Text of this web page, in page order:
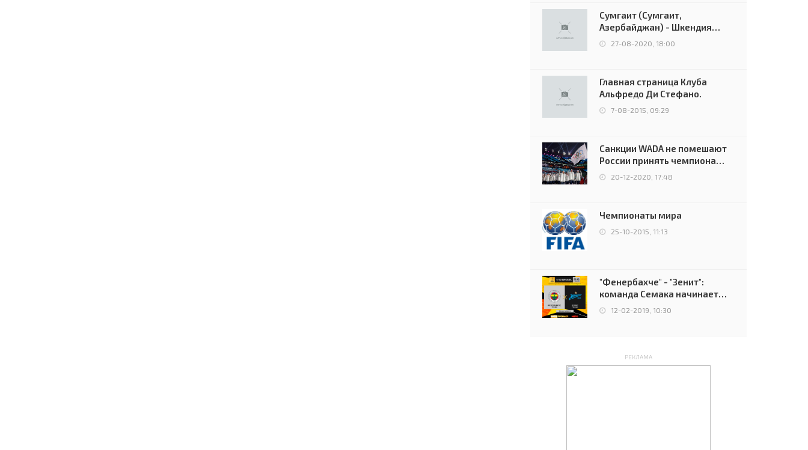
Сумгаит (Сумгаит,
Азербайджан) - Шкендия
(Тетово, Северная
Македония) - 0:2 (0:0)
27-08-2020, 18:00
Главная страница Клуба
Альфредо Ди Стефано.
7-08-2015, 09:29
Санкции WADA не помешают
России принять чемпионат
Европы и финал Лиги
чемпионов.
20-12-2020, 17:48
Чемпионаты мира
25-10-2015, 11:13
"Фенербахче" - "Зенит":
команда Семака начинает
путь в плей-офф Лиги
12-02-2019, 10:30
РЕКЛАМА